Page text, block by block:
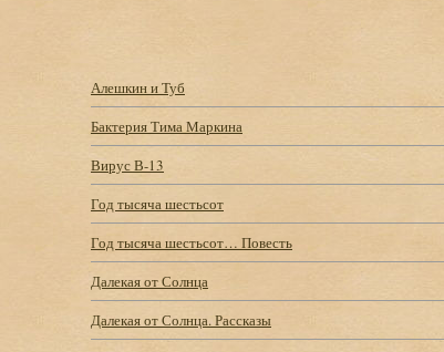
Алешкин и Туб
Бактерия Тима Маркина
Вирус В-13
Год тысяча шестьсот
Год тысяча шестьсот… Повесть
Далекая от Солнца
Далекая от Солнца. Рассказы